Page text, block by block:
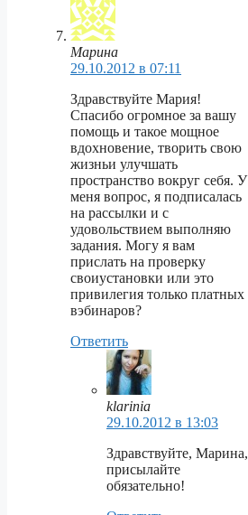
Марина
29.10.2012 в 07:11
Здравствуйте Мария!
Спасибо огромное за вашу
помощь и такое мощное
вдохновение, творить свою
жизньи улучшать
пространство вокруг себя. У
меня вопрос, я подписалась
на рассылки и с
удовольствием выполняю
задания. Могу я вам
прислать на проверку
своиустановки или это
привилегия только платных
вэбинаров?
Ответить
klarinia
29.10.2012 в 13:03
Здравствуйте, Марина,
присылайте
обязательно!